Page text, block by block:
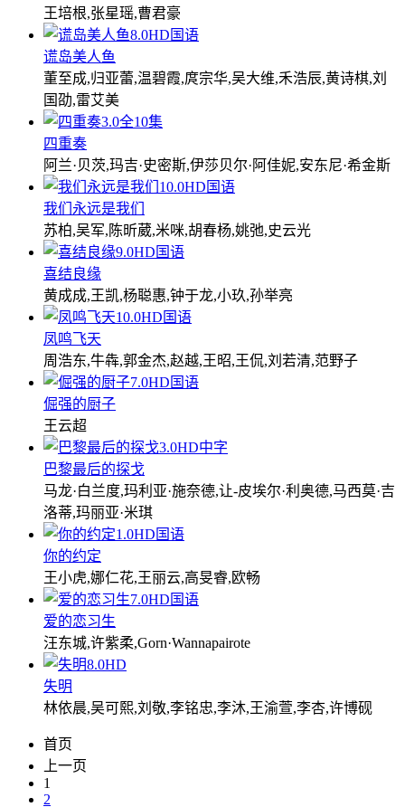
王培根,张星瑶,曹君豪
8.0HD国语
谎岛美人鱼
董至成,归亚蕾,温碧霞,庹宗华,吴大维,禾浩辰,黄诗棋,刘
国劭,雷艾美
3.0全10集
四重奏
阿兰·贝茨,玛吉·史密斯,伊莎贝尔·阿佳妮,安东尼·希金斯
10.0HD国语
我们永远是我们
苏柏,吴军,陈昕葳,米咪,胡春杨,姚弛,史云光
9.0HD国语
喜结良缘
黄成成,王凯,杨聪惠,钟于龙,小玖,孙举亮
10.0HD国语
凤鸣飞天
周浩东,牛犇,郭金杰,赵越,王昭,王侃,刘若清,范野子
7.0HD国语
倔强的厨子
王云超
3.0HD中字
巴黎最后的探戈
马龙·白兰度,玛利亚·施奈德,让-皮埃尔·利奥德,马西莫·吉
洛蒂,玛丽亚·米琪
1.0HD国语
你的约定
王小虎,娜仁花,王丽云,高旻睿,欧畅
7.0HD国语
爱的恋习生
汪东城,许紫柔,Gorn·Wannapairote
8.0HD
失明
林依晨,吴可熙,刘敬,李铭忠,李沐,王渝萱,李杏,许博砚
首页
上一页
1
2